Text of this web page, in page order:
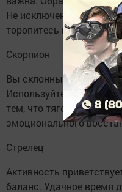
Не исключены
торопитесь принимать
Скорпион
Вы склонны к глубоким
Используйте это в
тем, что тяготит. Вечер
эмоционального
Стрелец
Активность
баланс. Удачное время